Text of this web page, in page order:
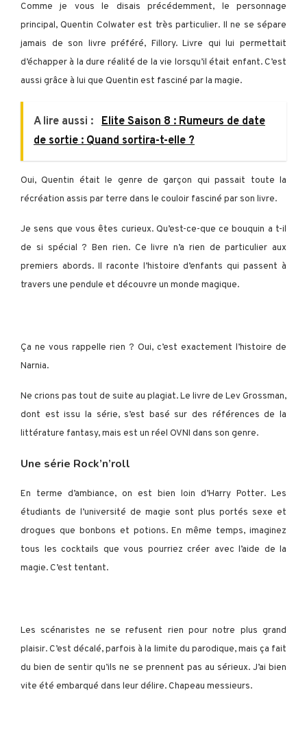
Comme je vous le disais précédemment, le personnage
principal, Quentin Colwater est très particulier. Il ne se sépare
jamais de son livre préféré, Fillory. Livre qui lui permettait
d’échapper à la dure réalité de la vie lorsqu’il était enfant. C’est
aussi grâce à lui que Quentin est fasciné par la magie.
A lire aussi : Elite Saison 8 : Rumeurs de date
de sortie : Quand sortira-t-elle ?
Oui, Quentin était le genre de garçon qui passait toute la
récréation assis par terre dans le couloir fasciné par son livre.
Je sens que vous êtes curieux. Qu’est-ce-que ce bouquin a t-il
de si spécial ? Ben rien. Ce livre n’a rien de particulier aux
premiers abords. Il raconte l’histoire d’enfants qui passent à
travers une pendule et découvre un monde magique.
Ça ne vous rappelle rien ? Oui, c’est exactement l’histoire de
Narnia.
Ne crions pas tout de suite au plagiat. Le livre de Lev Grossman,
dont est issu la série, s’est basé sur des références de la
littérature fantasy, mais est un réel OVNI dans son genre.
Une série Rock’n’roll
En terme d’ambiance, on est bien loin d’Harry Potter. Les
étudiants de l’université de magie sont plus portés sexe et
drogues que bonbons et potions. En même temps, imaginez
tous les cocktails que vous pourriez créer avec l’aide de la
magie. C’est tentant.
Les scénaristes ne se refusent rien pour notre plus grand
plaisir. C’est décalé, parfois à la limite du parodique, mais ça fait
du bien de sentir qu’ils ne se prennent pas au sérieux. J’ai bien
vite été embarqué dans leur délire. Chapeau messieurs.